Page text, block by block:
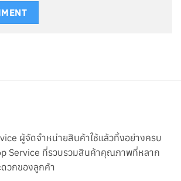
ผู้จัดจำหน่ายสินค้าใช้แล้วทิ้งอย่างครบ
Service ที่รวบรวมสินค้าคุณภาพที่หลาก
ดวกของลูกค้า